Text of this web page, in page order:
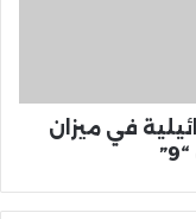
في ميزان